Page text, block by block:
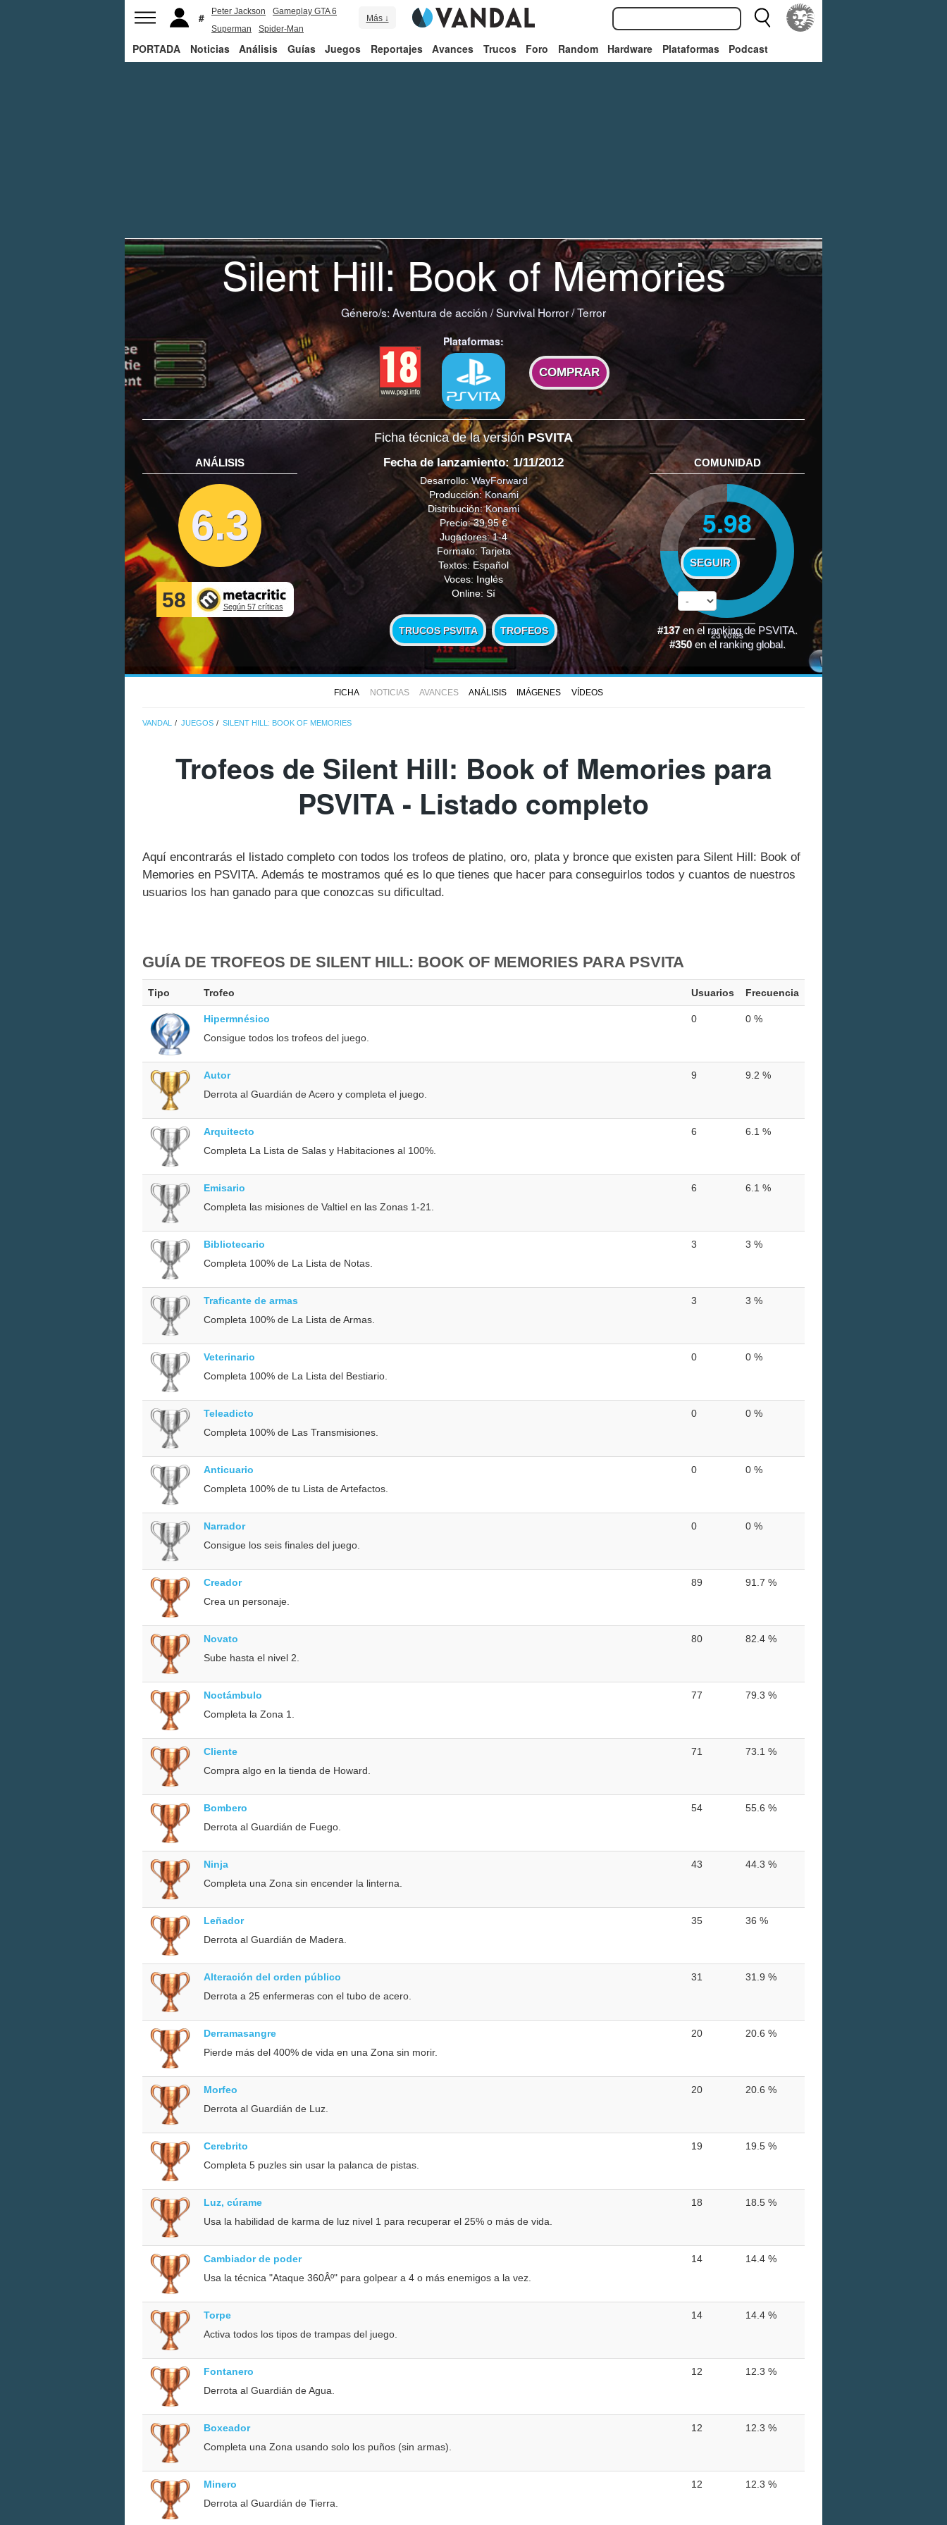
Peter Jackson
Gameplay GTA 6
Superman
Spider-Man
Más ↓
PORTADA Noticias Análisis Guías Juegos Reportajes Avances Trucos Foro Random Hardware Plataformas Podcast
Silent Hill: Book of Memories
Género/s:Aventura de acción /Survival Horror/Terror
Plataformas:
COMPRAR
Ficha técnica de la versión PSVITA
ANÁLISIS
6.3
58 Según 57 críticas
Fecha de lanzamiento: 1/11/2012
Desarrollo:WayForward
Producción:Konami
Distribución:Konami
Precio: 39,95 €
Jugadores: 1-4
Formato: Tarjeta
Textos: Español
Voces: Inglés
Online: Sí
TRUCOS PSVITA TROFEOS
COMUNIDAD
5.98
SEGUIR
23votos
#137en el ranking de PSVITA.
#350en el ranking global.
FICHA NOTICIAS AVANCES ANÁLISIS IMÁGENES VÍDEOS
VANDAL JUEGOS SILENT HILL: BOOK OF MEMORIES
Trofeos de Silent Hill: Book of Memories para
PSVITA - Listado completo
Aquí encontrarás el listado completo con todos los trofeos de platino, oro, plata y bronce que existen para Silent Hill: Book of
Memories en PSVITA. Además te mostramos qué es lo que tienes que hacer para conseguirlos todos y cuantos de nuestros
usuarios los han ganado para que conozcas su dificultad.
GUÍA DE TROFEOS DE SILENT HILL: BOOK OF MEMORIES PARA PSVITA
Tipo Trofeo Usuarios Frecuencia
Hipermnésico
Consigue todos los trofeos del juego.
0 0 %
Autor
Derrota al Guardián de Acero y completa el juego.
9 9.2 %
Arquitecto
Completa La Lista de Salas y Habitaciones al 100%.
6 6.1 %
Emisario
Completa las misiones de Valtiel en las Zonas 1-21.
6 6.1 %
Bibliotecario
Completa 100% de La Lista de Notas.
3 3 %
Traficante de armas
Completa 100% de La Lista de Armas.
3 3 %
Veterinario
Completa 100% de La Lista del Bestiario.
0 0 %
Teleadicto
Completa 100% de Las Transmisiones.
0 0 %
Anticuario
Completa 100% de tu Lista de Artefactos.
0 0 %
Narrador
Consigue los seis finales del juego.
0 0 %
Creador
Crea un personaje.
89 91.7 %
Novato
Sube hasta el nivel 2.
80 82.4 %
Noctámbulo
Completa la Zona 1.
77 79.3 %
Cliente
Compra algo en la tienda de Howard.
71 73.1 %
Bombero
Derrota al Guardián de Fuego.
54 55.6 %
Ninja
Completa una Zona sin encender la linterna.
43 44.3 %
Leñador
Derrota al Guardián de Madera.
35 36 %
Alteración del orden público
Derrota a 25 enfermeras con el tubo de acero.
31 31.9 %
Derramasangre
Pierde más del 400% de vida en una Zona sin morir.
20 20.6 %
Morfeo
Derrota al Guardián de Luz.
20 20.6 %
Cerebrito
Completa 5 puzles sin usar la palanca de pistas.
19 19.5 %
Luz, cúrame
Usa la habilidad de karma de luz nivel 1 para recuperar el 25% o más de vida.
18 18.5 %
Cambiador de poder
Usa la técnica "Ataque 360Âº" para golpear a 4 o más enemigos a la vez.
14 14.4 %
Torpe
Activa todos los tipos de trampas del juego.
14 14.4 %
Fontanero
Derrota al Guardián de Agua.
12 12.3 %
Boxeador
Completa una Zona usando solo los puños (sin armas).
12 12.3 %
Minero
Derrota al Guardián de Tierra.
12 12.3 %